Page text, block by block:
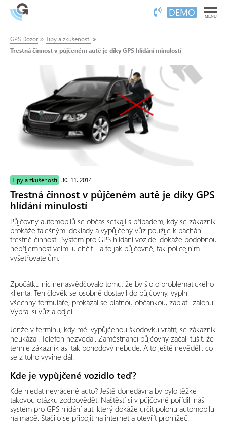
DEMO MENU
GPS Dozor
Tipy a zkušenosti
Trestná činnost v půjčeném autě je díky GPS hlídání minulostí
Tipy a zkušenosti 30. 11. 2014
Trestná činnost v půjčeném autě je díky GPS
hlídání minulostí
Půjčovny automobilů se občas setkají s případem, kdy se zákazník
prokáže falešnými doklady a vypůjčený vůz použije k páchání
trestné činnosti. Systém pro GPS hlídání vozidel dokáže podobnou
nepříjemnost velmi ulehčit - a to jak půjčovně, tak policejním
vyšetřovatelům.
Zpočátku nic nenasvědčovalo tomu, že by šlo o problematického
klienta. Ten člověk se osobně dostavil do půjčovny, vyplnil
všechny formuláře, prokázal se platnou občankou, zaplatil zálohu.
Vybral si vůz a odjel.
Jenže v termínu, kdy měl vypůjčenou škodovku vrátit, se zákazník
neukázal. Telefon nezvedal. Zaměstnanci půjčovny začali tušit, že
tenhle zákazník asi tak pohodový nebude. A to ještě nevěděli, co
se z toho vyvine dál.
Kde je vypůjčené vozidlo teď?
Kde hledat nevrácené auto? Ještě donedávna by bylo těžké
takovou otázku zodpovědět. Naštěstí si v půjčovně pořídili náš
systém pro GPS hlídání aut, který dokáže určit polohu automobilu
na mapě. Stačilo se připojit na internet a otevřít prohlížeč.